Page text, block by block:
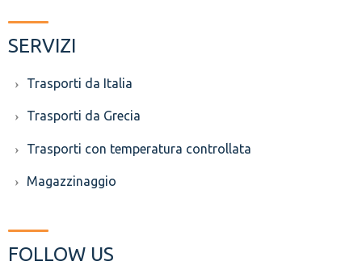
SERVIZI
Trasporti da Italia
Trasporti da Grecia
Trasporti con temperatura controllata
Magazzinaggio
FOLLOW US